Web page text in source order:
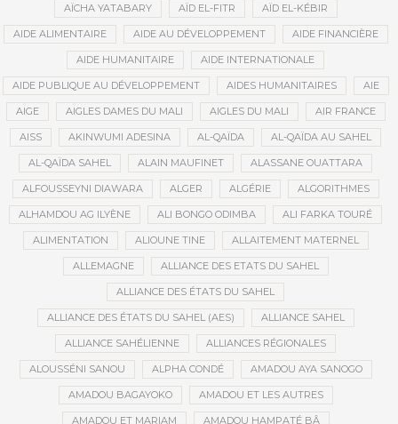
AÏCHA YATABARY AÏD EL-FITR AÏD EL-KÉBIR
AIDE ALIMENTAIRE AIDE AU DÉVELOPPEMENT AIDE FINANCIÈRE
AIDE HUMANITAIRE AIDE INTERNATIONALE
AIDE PUBLIQUE AU DÉVELOPPEMENT AIDES HUMANITAIRES AIE
AIGE AIGLES DAMES DU MALI AIGLES DU MALI AIR FRANCE
AISS AKINWUMI ADESINA AL-QAÏDA AL-QAÏDA AU SAHEL
AL-QAÏDA SAHEL ALAIN MAUFINET ALASSANE OUATTARA
ALFOUSSEYNI DIAWARA ALGER ALGÉRIE ALGORITHMES
ALHAMDOU AG ILYÈNE ALI BONGO ODIMBA ALI FARKA TOURÉ
ALIMENTATION ALIOUNE TINE ALLAITEMENT MATERNEL
ALLEMAGNE ALLIANCE DES ETATS DU SAHEL
ALLIANCE DES ÉTATS DU SAHEL
ALLIANCE DES ÉTATS DU SAHEL (AES) ALLIANCE SAHEL
ALLIANCE SAHÉLIENNE ALLIANCES RÉGIONALES
ALOUSSÉNI SANOU ALPHA CONDÉ AMADOU AYA SANOGO
AMADOU BAGAYOKO AMADOU ET LES AUTRES
AMADOU ET MARIAM AMADOU HAMPATÉ BÂ